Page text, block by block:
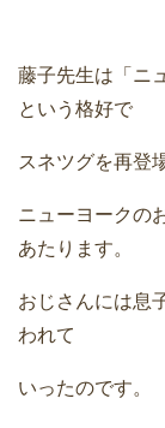
藤子先生は「ニ
という格好で
スネツグを再登
ニューヨークの
あたります。
おじさんには息
われて
いったのです。